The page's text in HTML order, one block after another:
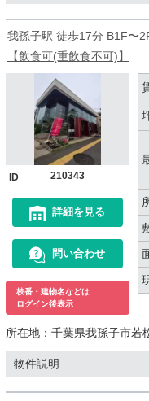
我孫子駅 徒歩17分 B1F〜
【飲食可(重飲食不可)】
ID 210343
詳細を見る
問い合わせ
枝番・建物名などは
ログイン後表示
所在地： 千葉県我孫子市若
物件説明